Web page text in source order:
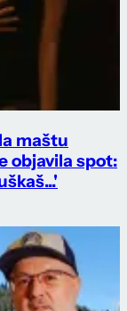
maštu
objavila spot: